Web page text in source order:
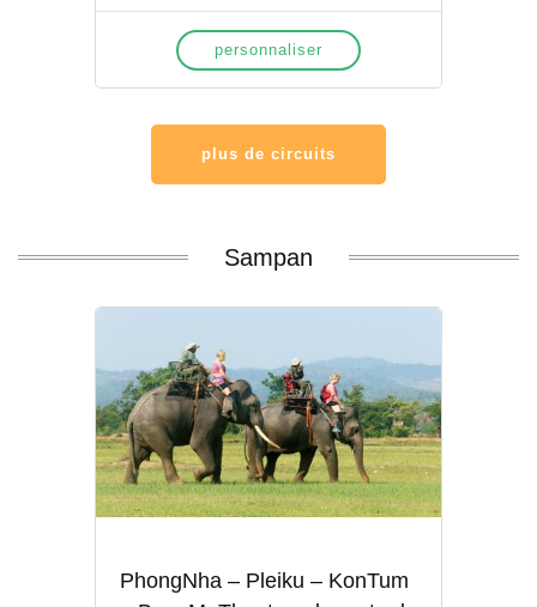
personnaliser
plus de circuits
Sampan
PhongNha – Pleiku – KonTum